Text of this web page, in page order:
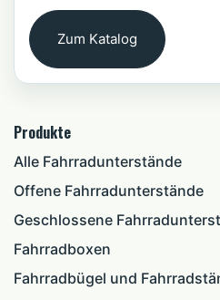
Zum Katalog
Produkte
Alle Fahrradunterstände
Offene Fahrradunterstände
Geschlossene
Fahrradboxen
Fahrradbügel und